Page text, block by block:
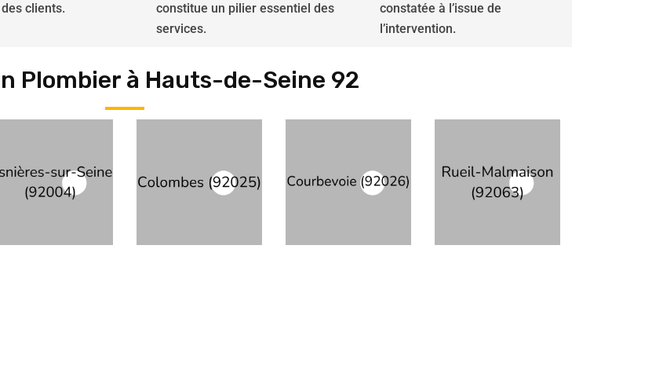
clients.
constitue un pilier essentiel des
services.
constatée à l’issue de
l’intervention.
Plombier à Hauts-de-Seine 92